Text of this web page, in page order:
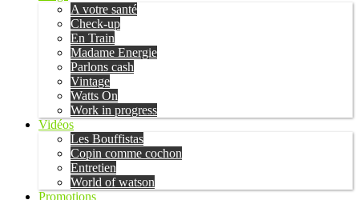
A votre santé
Check-up
En Train
Madame Energie
Parlons cash
Vintage
Watts On
Work in progress
Vidéos
Les Bouffistas
Copin comme cochon
Entretien
World of watson
Promotions